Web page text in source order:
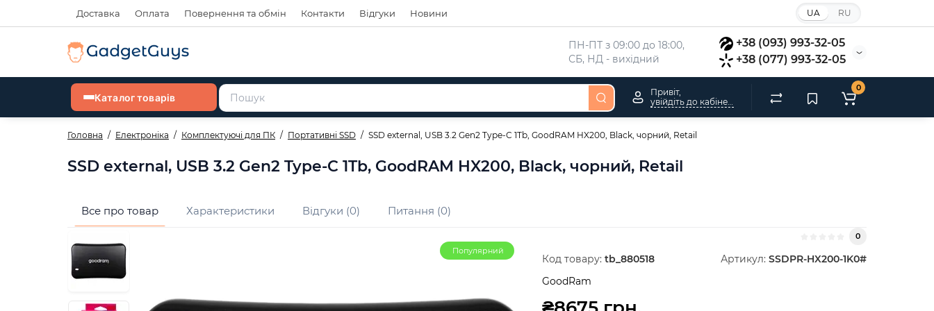
Доставка Оплата Повернення та обмін Контакти Відгуки Новини UA RU
ПН-ПТ з 09:00 до 18:00,
СБ, НД - вихідний
+38 (093) 993-32-05
+38 (077) 993-32-05
Каталог товарів
Привіт,
0
Головна Електроніка Комплектуючі для ПК Портативні SSD SSD external, USB 3.2 Gen2 Type-C 1Tb, GoodRAM HX200, Black, чорний, Retail
SSD external, USB 3.2 Gen2 Type-C 1Tb, GoodRAM HX200, Black, чорний, Retail
Все про товар Характеристики Відгуки (0) Питання (0)
Популярний
0
Код товару: tb_880518 Артикул: SSDPR-HX200-1K0#
GoodRam